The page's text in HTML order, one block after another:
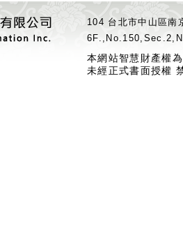
104 台北市中山區
本網站智慧財產權
未經正式書面授權